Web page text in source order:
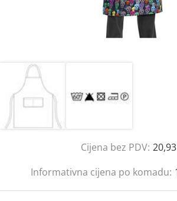
Cijena bez PDV:
Informativna cijena po komadu: